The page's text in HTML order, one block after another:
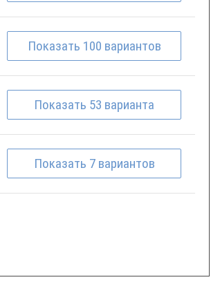
Показать 100 вариантов
Показать 53 варианта
Показать 7 вариантов